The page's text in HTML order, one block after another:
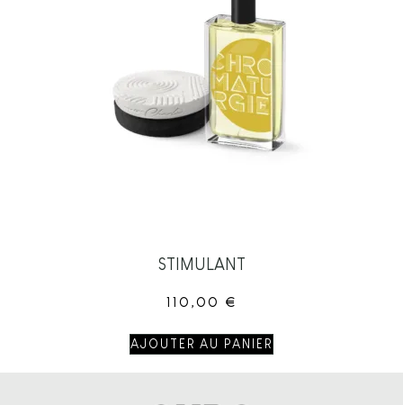
STIMULANT
110,00 €
AJOUTER AU PANIER